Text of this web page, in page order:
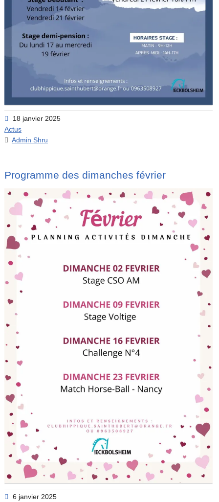
18 janvier 2025
Actus
Admin Shru
Programme des dimanches février
6 janvier 2025